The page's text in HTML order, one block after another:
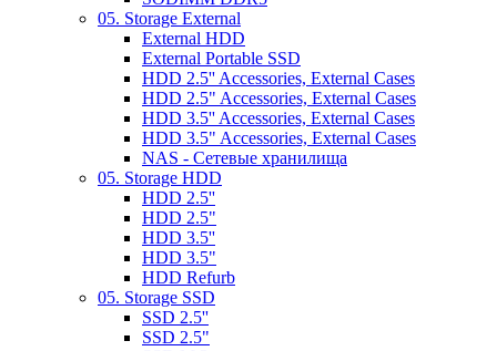
05. Storage External
External HDD
External Portable SSD
HDD 2.5'' Accessories, External Cases
HDD 2.5" Accessories, External Cases
HDD 3.5'' Accessories, External Cases
HDD 3.5" Accessories, External Cases
NAS - Сетевые хранилища
05. Storage HDD
HDD 2.5''
HDD 2.5"
HDD 3.5''
HDD 3.5"
HDD Refurb
05. Storage SSD
SSD 2.5''
SSD 2.5"